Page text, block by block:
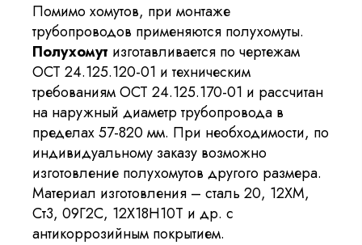
Помимо хомутов, при монтаже
трубопроводов применяются полухомуты.
Полухомут изготавливается по чертежам
ОСТ 24.125.120-01 и техническим
требованиям ОСТ 24.125.170-01 и рассчитан
на наружный диаметр трубопровода в
пределах 57-820 мм. При необходимости, по
индивидуальному заказу возможно
изготовление полухомутов другого размера.
Материал изготовления – сталь 20, 12ХМ,
Ст3, 09Г2С, 12Х18Н10Т и др. с
антикоррозийным покрытием.